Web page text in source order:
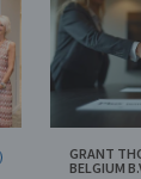
GRANT
BELGIUM